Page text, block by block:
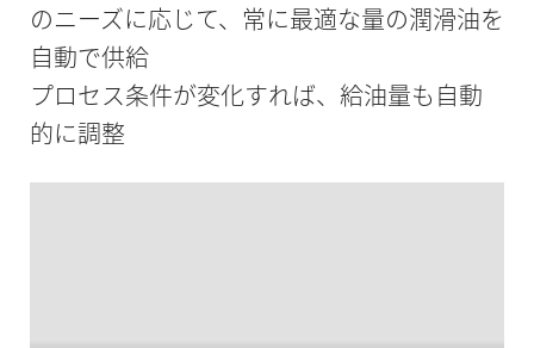
のニーズに応じて、常に最適な量の潤滑油を
自動で供給
プロセス条件が変化すれば、給油量も自動
的に調整